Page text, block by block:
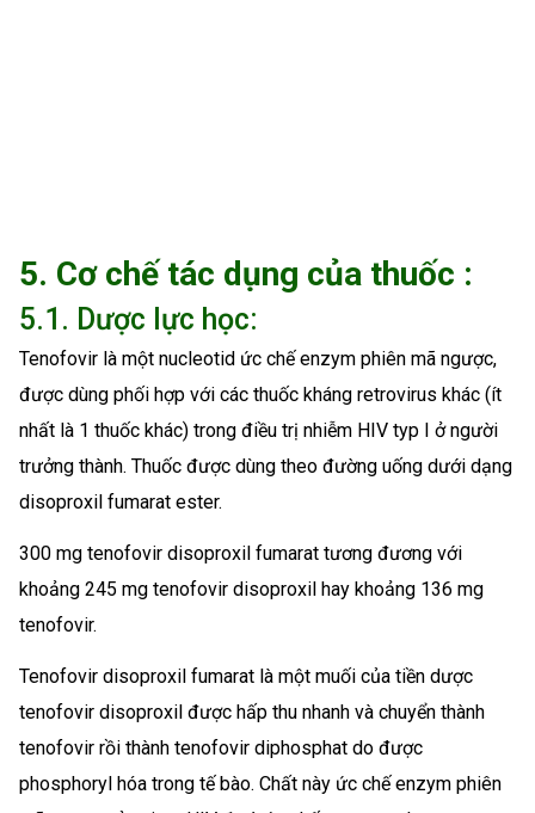
5. Cơ chế tác dụng của thuốc :
5.1. Dược lực học:
Tenofovir là một nucleotid ức chế enzym phiên mã ngược,
được dùng phối hợp với các thuốc kháng retrovirus khác (ít
nhất là 1 thuốc khác) trong điều trị nhiễm HIV typ I ở người
trưởng thành. Thuốc được dùng theo đường uống dưới dạng
disoproxil fumarat ester.
300 mg tenofovir disoproxil fumarat tương đương với
khoảng 245 mg tenofovir disoproxil hay khoảng 136 mg
tenofovir.
Tenofovir disoproxil fumarat là một muối của tiền dược
tenofovir disoproxil được hấp thu nhanh và chuyển thành
tenofovir rồi thành tenofovir diphosphat do được
phosphoryl hóa trong tế bào. Chất này ức chế enzym phiên